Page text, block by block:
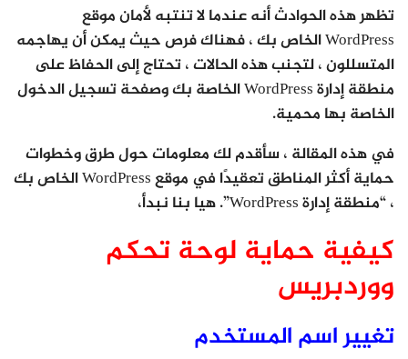
تظهر هذه الحوادث أنه عندما لا تنتبه لأمان موقع
WordPress الخاص بك ، فهناك فرص حيث يمكن أن يهاجمه
المتسللون ، لتجنب هذه الحالات ، تحتاج إلى الحفاظ على
منطقة إدارة WordPress الخاصة بك وصفحة تسجيل الدخول
الخاصة بها محمية.
في هذه المقالة ، سأقدم لك معلومات حول طرق وخطوات
حماية أكثر المناطق تعقيدًا في موقع WordPress الخاص بك
، “منطقة إدارة WordPress”. هيا بنا نبدأ،
كيفية حماية لوحة تحكم
ووردبريس
تغيير اسم المستخدم